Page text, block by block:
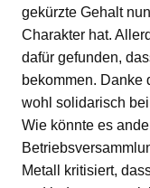
gekürzte Gehalt
Charakter hat.
dafür gefunden,
bekommen. Danke
wohl solidarisch
Wie könnte es
Metall kritisiert,